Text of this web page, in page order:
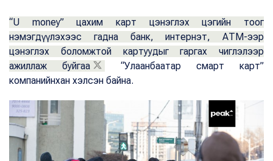
“U money” цахим карт цэнэглэх цэгийн тоог
нэмэгдүүлэхээс гадна банк, интернэт, АТМ-ээр
цэнэглэх боломжтой картуудыг гаргах чиглэлээр
ажиллаж буйгаа
“Улаанбаатар смарт карт”
компанийнхан хэлсэн байна.